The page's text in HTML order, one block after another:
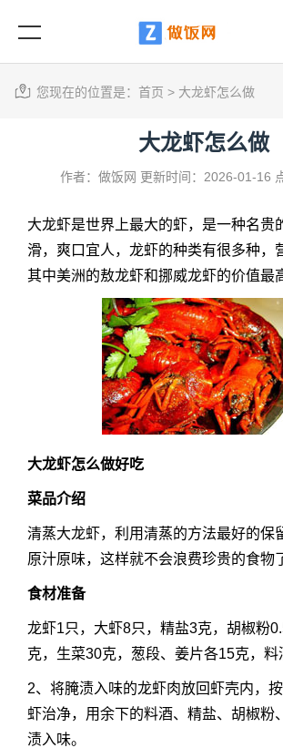
您现在的位置是： 首页 > 大龙虾怎么做
大龙虾怎么做
作者：做饭网 更新时间：2026-01-16
大龙虾是世界上最大的虾，是一种名贵
滑，爽口宜人，龙虾的种类有很多种，
其中美洲的敖龙虾和挪威龙虾的价值最
大龙虾怎么做好吃
菜品介绍
清蒸大龙虾，利用清蒸的方法最好的保
原汁原味，这样就不会浪费珍贵的食物
食材准备
龙虾1只，大虾8只，精盐3克，胡椒粉
克，生菜30克，葱段、姜片各15克，料
2、将腌渍入味的龙虾肉放回虾壳内，
虾治净，用余下的料酒、精盐、胡椒粉
渍入味。